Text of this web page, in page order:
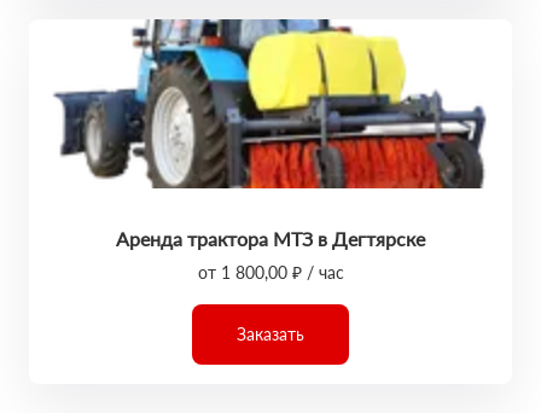
Аренда трактора МТЗ в Дегтярске
от 1 800,00 ₽ / час
Заказать